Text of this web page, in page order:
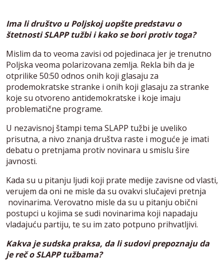
Ima li društvo u Poljskoj uopšte predstavu o
štetnosti SLAPP tužbi i kako se bori protiv toga?
Mislim da to veoma zavisi od pojedinaca jer je trenutno
Poljska veoma polarizovana zemlja. Rekla bih da je
otprilike 50:50 odnos onih koji glasaju za
prodemokratske stranke i onih koji glasaju za stranke
koje su otvoreno antidemokratske i koje imaju
problematične programe.
U nezavisnoj štampi tema SLAPP tužbi je uveliko
prisutna, a nivo znanja društva raste i moguće je imati
debatu o pretnjama protiv novinara u smislu šire
javnosti.
Kada su u pitanju ljudi koji prate medije zavisne od vlasti,
verujem da oni ne misle da su ovakvi slučajevi pretnja
novinarima. Verovatno misle da su u pitanju obični
postupci u kojima se sudi novinarima koji napadaju
vladajuću partiju, te su im zato potpuno prihvatljivi.
Kakva je sudska praksa, da li sudovi prepoznaju da
je reč o SLAPP tužbama?